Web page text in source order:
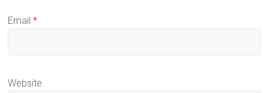
Email*
Website